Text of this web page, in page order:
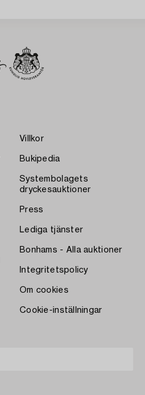
Villkor
Bukipedia
Systembolagets
dryckesauktioner
Press
Lediga tjänster
Bonhams - Alla auktioner
Integritetspolicy
Om cookies
Cookie-inställningar